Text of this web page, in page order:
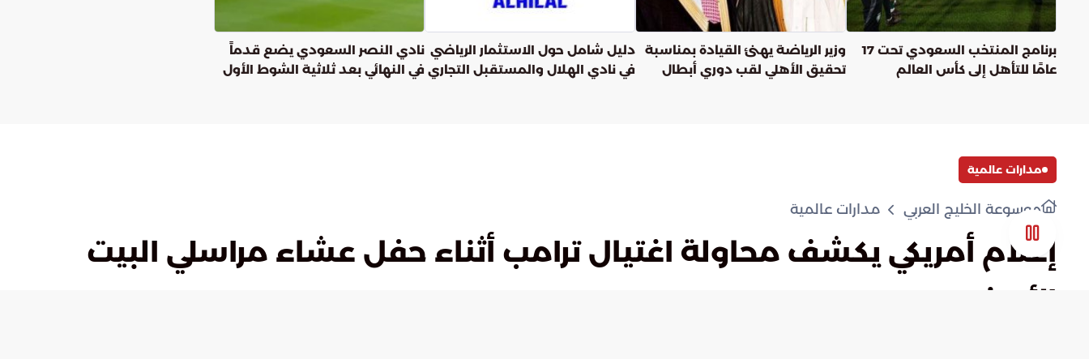
برنامج المنتخب السعودي تحت 17
عامًا للتأهل إلى كأس العالم
وزير الرياضة يهنئ القيادة بمناسبة
تحقيق الأهلي لقب دوري أبطال
دليل شامل حول الاستثمار الرياضي
في نادي الهلال والمستقبل التجاري
نادي النصر السعودي يضع قدماً
في النهائي بعد ثلاثية الشوط الأول
مدارات عالمية
موسوعة الخليج العربي مدارات عالمية
إعلام أمريكي يكشف محاولة اغتيال ترامب أثناء حفل عشاء مراسلي البيت
الأبيض